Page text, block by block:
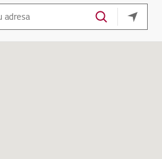
locatia